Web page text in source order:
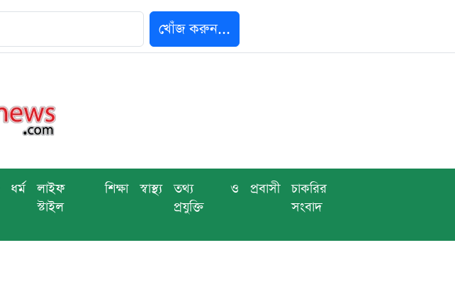
খোঁজ করুন...
ধর্ম
লাইফ
স্টাইল
শিক্ষা স্বাস্থ্য
তথ্য ও
প্রযুক্তি
প্রবাসী
চাকরির
সংবাদ